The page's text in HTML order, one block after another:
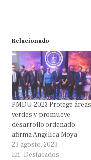
Relacionado
PMDU 2023 Protege áreas
verdes y promueve
desarrollo ordenado,
afirma Angélica Moya
23 agosto, 2023
En "Destacados"